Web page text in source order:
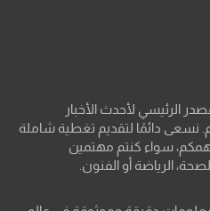
الرئيسي لأحدث الأخبار
نسعى دائمًا لتقديم تغطية شاملة
سواء كنتم مهتمين
الرياضة أو الفنون.